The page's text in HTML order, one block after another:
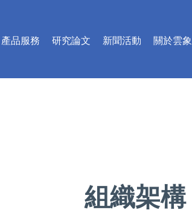
產品服務 研究論文 新聞活動 關於雲象
​組織架構